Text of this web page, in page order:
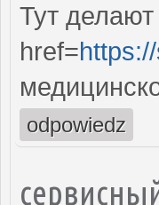
Тут
href=
odpowiedz